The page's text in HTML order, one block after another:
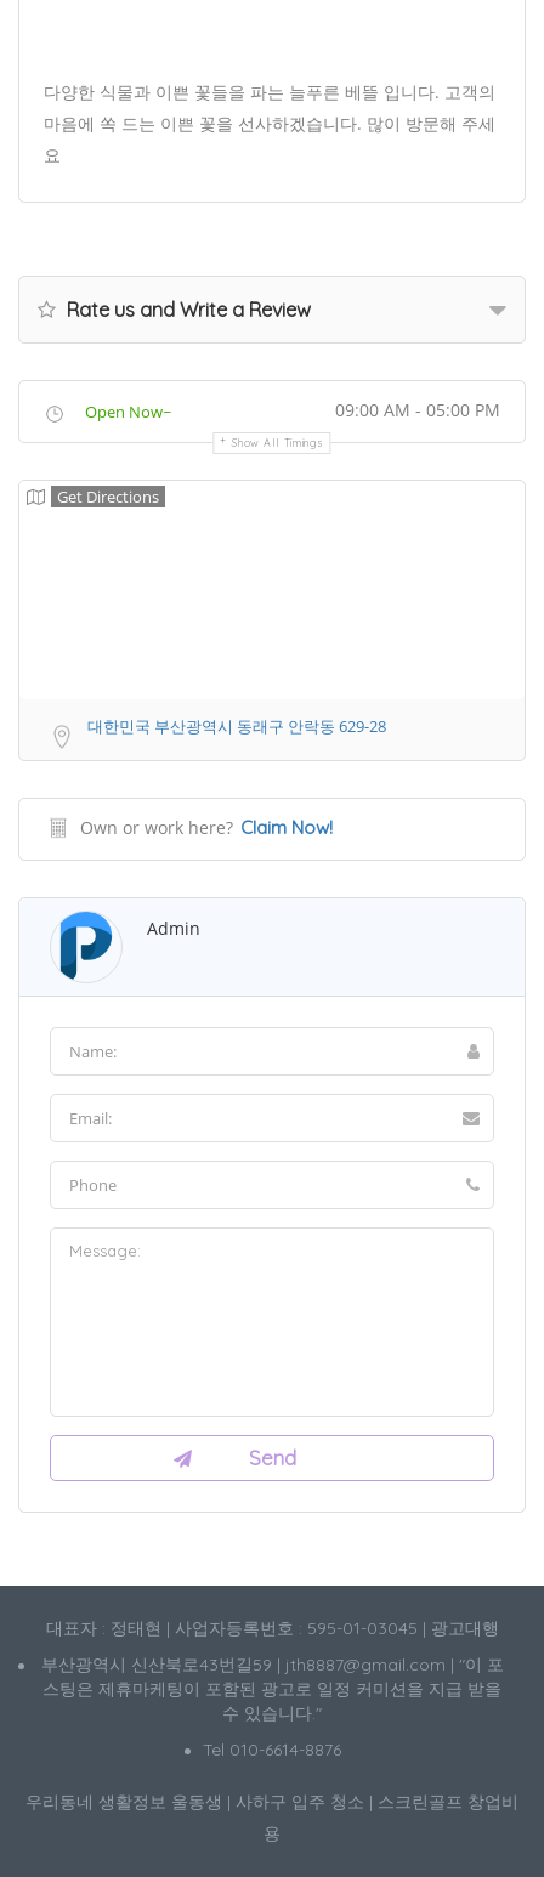
​다양한 식물과 이쁜 꽃들을 파는 늘푸른 베뜰 입니다. 고객의
마음에 쏙 드는 이쁜 꽃을 선사하겠습니다. 많이 방문해 주세
요
Rate us and Write a Review
Open Now~ 09:00 AM - 05:00 PM
Show All Timings
Get Directions
대한민국 부산광역시 동래구 안락동 629-28
Own or work here? Claim Now!
Admin
대표자 : 정태현 | 사업자등록번호 : 595-01-03045 | 광고대행
부산광역시 신산북로43번길59 | jth8887@gmail.com | "이 포
스팅은 제휴마케팅이 포함된 광고로 일정 커미션을 지급 받을
수 있습니다."
Tel 010-6614-8876
우리동네 생활정보 울동생 | 사하구 입주 청소 | 스크린골프 창업비
용